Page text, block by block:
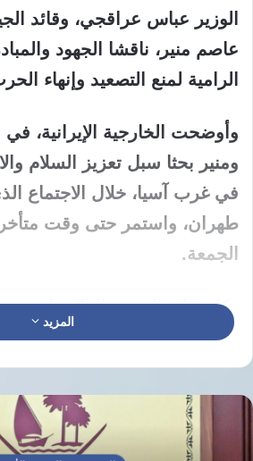
الوزير عباس عراقجي، وقائد
عاصم منير، ناقشا الجهود
الرامية لمنع التصعيد وإنهاء
وأوضحت الخارجية الإيرانية،
ومنير بحثا سبل تعزيز السلام
في غرب آسيا، خلال الاجتماع
طهران، واستمر حتى وقت
الجمعة.
وكان قائد الجيش الباكستاني
أمس، في إطار جهود الوساطة
آباد بين طهران وواشنطن، وسط
متضاربة بشأن استئناف محتمل
على إيران.
المزيد